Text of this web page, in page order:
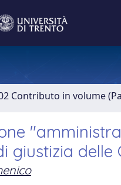
Contributo in volume
giustizia delle